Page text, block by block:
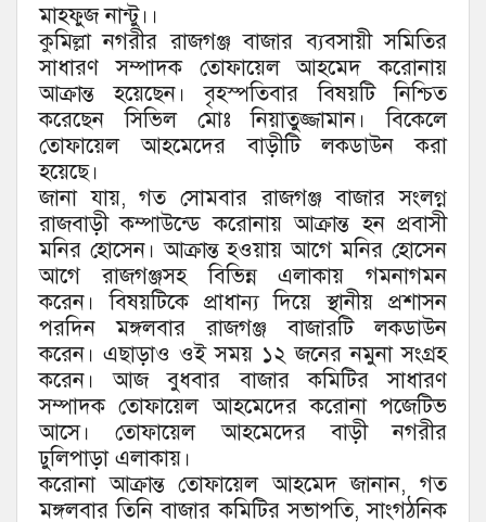
মাহফুজ নান্টু।।
কুমিল্লা নগরীর রাজগঞ্জ বাজার ব্যবসায়ী সমিতির
সাধারণ সম্পাদক তোফায়েল আহমেদ করোনায়
আক্রান্ত হয়েছেন। বৃহস্পতিবার বিষয়টি নিশ্চিত
করেছেন সিভিল মোঃ নিয়াতুজ্জামান। বিকেলে
তোফায়েল আহমেদের বাড়ীটি লকডাউন করা
হয়েছে।
জানা যায়, গত সোমবার রাজগঞ্জ বাজার সংলগ্ন
রাজবাড়ী কম্পাউন্ডে করোনায় আক্রান্ত হন প্রবাসী
মনির হোসেন। আক্রান্ত হওয়ায় আগে মনির হোসেন
আগে রাজগঞ্জসহ বিভিন্ন এলাকায় গমনাগমন
করেন। বিষয়টিকে প্রাধান্য দিয়ে স্থানীয় প্রশাসন
পরদিন মঙ্গলবার রাজগঞ্জ বাজারটি লকডাউন
করেন। এছাড়াও ওই সময় ১২ জনের নমুনা সংগ্রহ
করেন। আজ বুধবার বাজার কমিটির সাধারণ
সম্পাদক তোফায়েল আহমেদের করোনা পজেটিভ
আসে। তোফায়েল আহমেদের বাড়ী নগরীর
ঢুলিপাড়া এলাকায়।
করোনা আক্রান্ত তোফায়েল আহমেদ জানান, গত
মঙ্গলবার তিনি বাজার কমিটির সভাপতি, সাংগঠনিক